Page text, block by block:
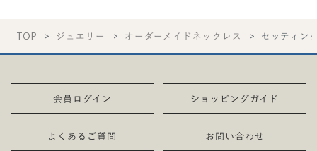
TOP ジュエリー オーダーメイドネックレス セッティン
会員ログイン ショッピングガイド
よくあるご質問 お問い合わせ